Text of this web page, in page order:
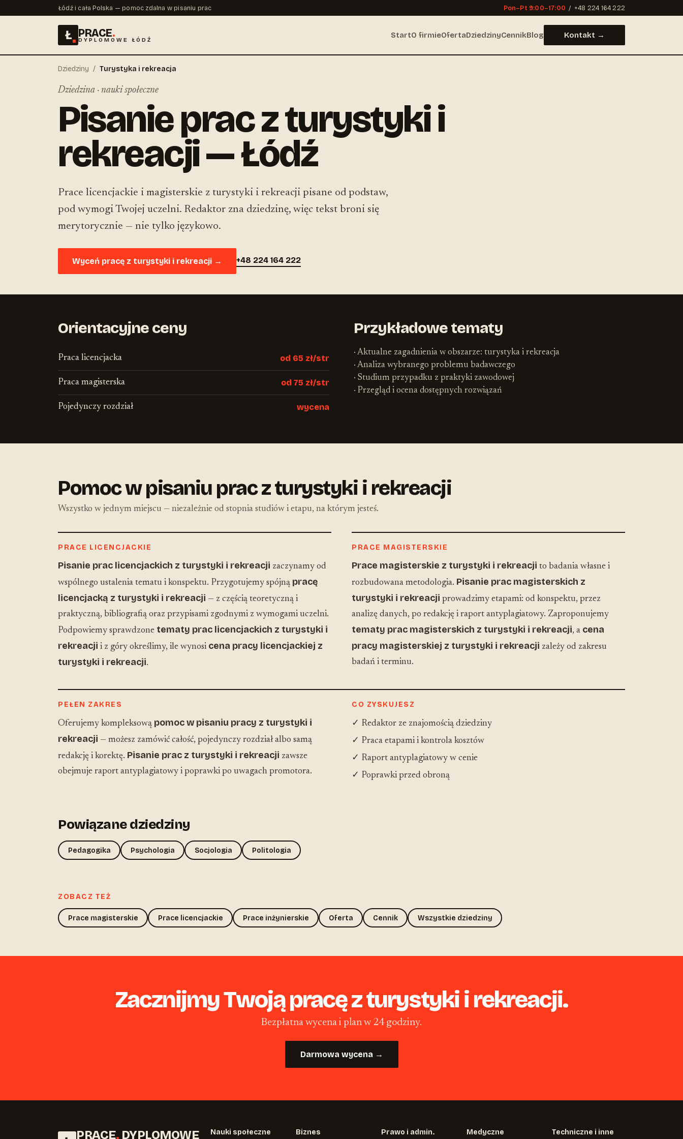
Łódź i cała Polska — pomoc zdalna w pisaniu prac Pon–Pt 9:00–17:00 / +48 224 164 222
Ł PRACE.
DYPLOMOWE ŁÓDŹ StartO firmieOfertaDziedzinyCennikBlog Kontakt →
Dziedziny / Turystyka i rekreacja
Dziedzina · nauki społeczne
Pisanie prac z turystyki i
rekreacji — Łódź
Prace licencjackie i magisterskie z turystyki i rekreacji pisane od podstaw,
pod wymogi Twojej uczelni. Redaktor zna dziedzinę, więc tekst broni się
merytorycznie — nie tylko językowo.
Wyceń pracę z turystyki i rekreacji → +48 224 164 222
Orientacyjne ceny
Praca licencjacka od 65 zł/str
Praca magisterska od 75 zł/str
Pojedynczy rozdział wycena
Przykładowe tematy
· Aktualne zagadnienia w obszarze: turystyka i rekreacja
· Analiza wybranego problemu badawczego
· Studium przypadku z praktyki zawodowej
· Przegląd i ocena dostępnych rozwiązań
Pomoc w pisaniu prac z turystyki i rekreacji
Wszystko w jednym miejscu — niezależnie od stopnia studiów i etapu, na którym jesteś.
PRACE LICENCJACKIE
Pisanie prac licencjackich z turystyki i rekreacji zaczynamy od
wspólnego ustalenia tematu i konspektu. Przygotujemy spójną pracę
licencjacką z turystyki i rekreacji — z częścią teoretyczną i
praktyczną, bibliografią oraz przypisami zgodnymi z wymogami uczelni.
Podpowiemy sprawdzone tematy prac licencjackich z turystyki i
rekreacji i z góry określimy, ile wynosi cena pracy licencjackiej z
turystyki i rekreacji.
PRACE MAGISTERSKIE
Prace magisterskie z turystyki i rekreacji to badania własne i
rozbudowana metodologia. Pisanie prac magisterskich z
turystyki i rekreacji prowadzimy etapami: od konspektu, przez
analizę danych, po redakcję i raport antyplagiatowy. Zaproponujemy
tematy prac magisterskich z turystyki i rekreacji, a cena
pracy magisterskiej z turystyki i rekreacji zależy od zakresu
badań i terminu.
PEŁEN ZAKRES
Oferujemy kompleksową pomoc w pisaniu pracy z turystyki i
rekreacji — możesz zamówić całość, pojedynczy rozdział albo samą
redakcję i korektę. Pisanie prac z turystyki i rekreacji zawsze
obejmuje raport antyplagiatowy i poprawki po uwagach promotora.
CO ZYSKUJESZ
✓ Redaktor ze znajomością dziedziny
✓ Praca etapami i kontrola kosztów
✓ Raport antyplagiatowy w cenie
✓ Poprawki przed obroną
Powiązane dziedziny
Pedagogika Psychologia Socjologia Politologia
ZOBACZ TEŻ
Prace magisterskie Prace licencjackie Prace inżynierskie Oferta Cennik Wszystkie dziedziny
Zacznijmy Twoją pracę z turystyki i rekreacji.
Bezpłatna wycena i plan w 24 godziny.
Darmowa wycena →
PRACE. DYPLOMOWE Nauki społeczne Biznes Prawo i admin. Medyczne Techniczne i inne